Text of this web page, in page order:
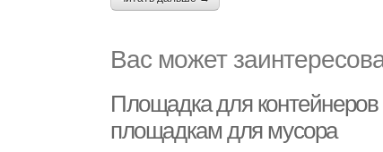
Вас может
Площадка для
площадкам для мусора